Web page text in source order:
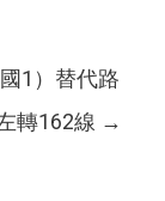
1）替代路
轉162線 →